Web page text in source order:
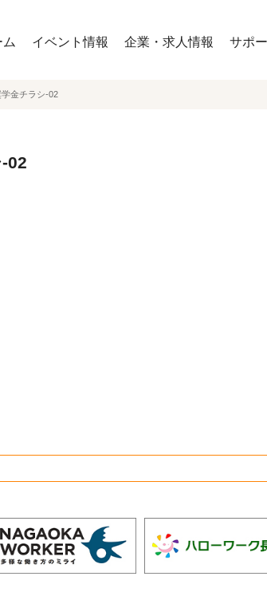
ム イベント情報 企業・求人情報 サポ
金チラシ-02
02